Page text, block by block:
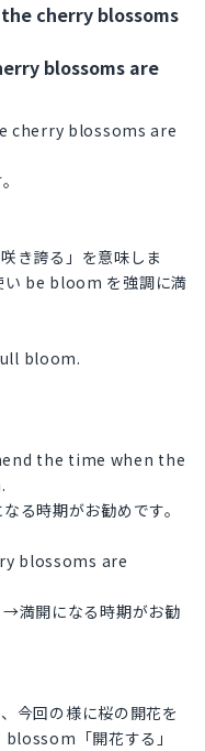
cherry blossoms
blossoms are
cherry blossoms are
き誇る」を意味しま
い be bloom を強調に満
bloom.
the time when the
る時期がお勧めです。
blossoms are
→満開になる時期がお勧
今回の様に桜の開花を
「開花する」